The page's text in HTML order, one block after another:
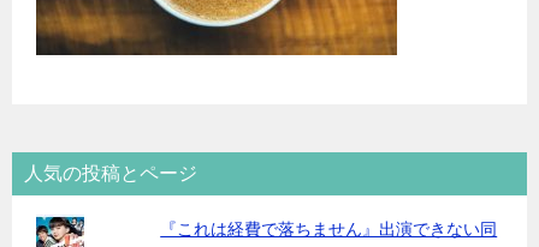
人気の投稿とページ
『これは経費で落ちません』出演できない同